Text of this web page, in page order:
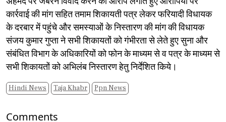
कार्रवाई की मांग सहित तमाम शिकायती पत्र लेकर फरियादी विधायक
के दरबार में पहुंचे और समस्याओं के निस्तारण की मांग की विधायक
संजय कुमार गुप्ता ने सभी शिकायतों को गंभीरता से लेते हुए सुना और
संबंधित विभाग के अधिकारियों को फोन के माध्यम से व पत्र के माध्यम से
सभी शिकायतों को अभिलंब निस्तारण हेतु निर्देशित किये।
Hindi News Taja Khabr Ppn News
Comments